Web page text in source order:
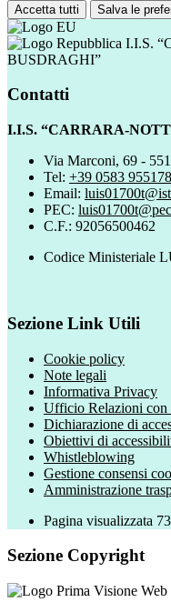
Accetta tutti Salva le
I.I.S.
BUSDRAGHI”
Contatti
I.I.S. “CARRARA-
Via Marconi, 69 -
Tel: +39 0583 955178
Email:
PEC:
C.F.: 92056500462
Codice Ministeriale
Sezione Link Utili
Cookie policy
Note legali
Informativa Privacy
Ufficio Relazioni con
Dichiarazione di
Obiettivi di
Whistleblowing
Gestione consensi
Amministrazione
Pagina visualizzata
Sezione Copyright